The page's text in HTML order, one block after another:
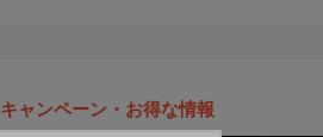
キャンペーン・お得な情報